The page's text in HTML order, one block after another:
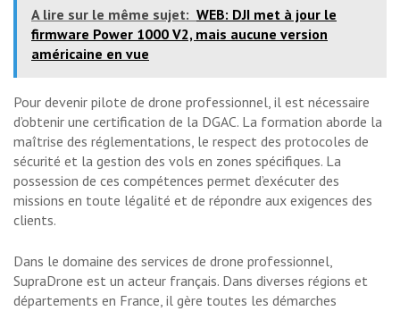
A lire sur le même sujet: WEB: DJI met à jour le
firmware Power 1000 V2, mais aucune version
américaine en vue
Pour devenir pilote de drone professionnel, il est nécessaire
d’obtenir une certification de la DGAC. La formation aborde la
maîtrise des réglementations, le respect des protocoles de
sécurité et la gestion des vols en zones spécifiques. La
possession de ces compétences permet d’exécuter des
missions en toute légalité et de répondre aux exigences des
clients.
Dans le domaine des services de drone professionnel,
SupraDrone est un acteur français. Dans diverses régions et
départements en France, il gère toutes les démarches